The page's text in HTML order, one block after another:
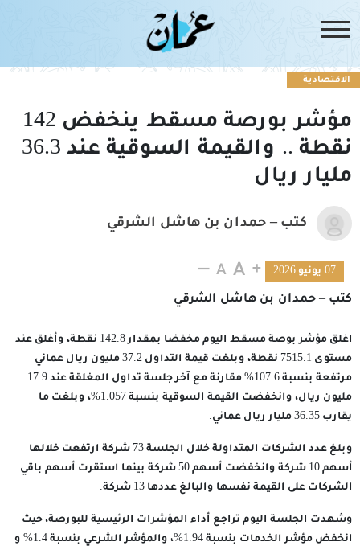
الاقتصادية
مؤشر بورصة مسقط ينخفض 142
نقطة .. والقيمة السوقية عند 36.3
مليار ريال
كتب – حمدان بن هاشل الشرقي
07 يونيو 2026
كتب – حمدان بن هاشل الشرقي
اغلق مؤشر بوصة مسقط اليوم مخفضا بمقدار 142.8 نقطة، وأغلق عند
مستوى 7515.1 نقطة، وبلغت قيمة التداول 37.2 مليون ريال عماني
مرتفعة بنسبة 107.6% مقارنة مع آخر جلسة تداول المغلقة عند 17.9
مليون ريال، وانخفضت القيمة السوقية بنسبة 1.057%، وبلغت ما
يقارب 36.35 مليار ريال عماني.
وبلغ عدد الشركات المتداولة خلال الجلسة 73 شركة ارتفعت خلالها
أسهم 10 شركة وانخفضت أسهم 50 شركة بينما استقرت أسهم باقي
الشركات على القيمة نفسها والبالغ عددها 13 شركة.
وشهدت الجلسة اليوم تراجع أداء المؤشرات الرئيسية للبورصة، حيث
انخفض مؤشر الخدمات بنسبة 1.94%، والمؤشر الشرعي بنسبة 1.4% و